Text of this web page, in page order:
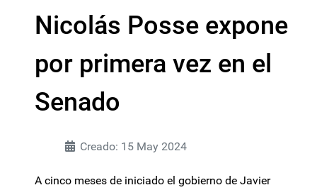
Nicolás Posse expone
por primera vez en el
Senado
Creado: 15 May 2024
A cinco meses de iniciado el gobierno de Javier